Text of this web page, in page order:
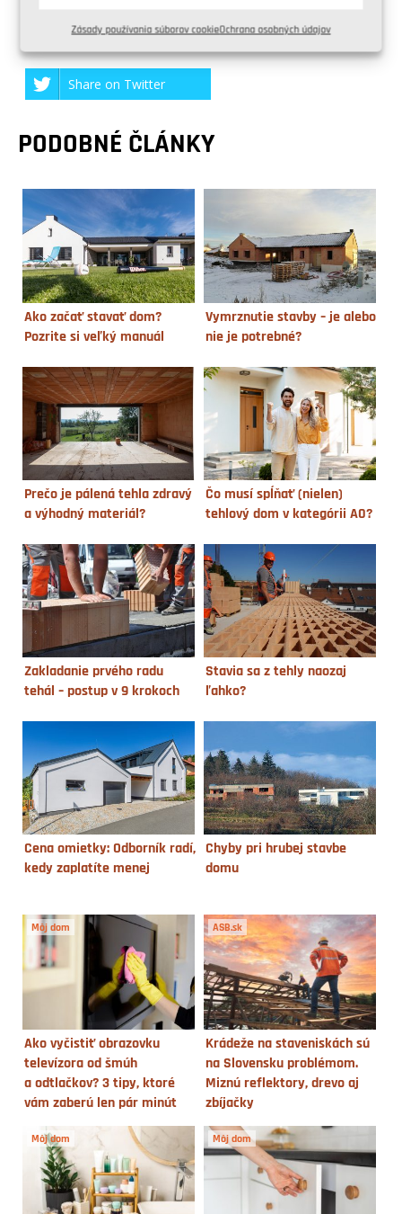
Zásady používania súborov cookieOchrana osobných údajov
Share on Facebook
Share on Twitter
PODOBNÉ ČLÁNKY
Ako začať stavať dom?
Pozrite si veľký manuál
Vymrznutie stavby – je alebo
nie je potrebné?
Prečo je pálená tehla zdravý
a výhodný materiál?
Čo musí spĺňať (nielen)
tehlový dom v kategórii A0?
Zakladanie prvého radu
tehál – postup v 9 krokoch
Stavia sa z tehly naozaj
ľahko?
Cena omietky: Odborník radí,
kedy zaplatíte menej
Chyby pri hrubej stavbe
domu
Môj dom
Ako vyčistiť obrazovku
televízora od šmúh
a odtlačkov? 3 tipy, ktoré
vám zaberú len pár minút
ASB.sk
Krádeže na staveniskách sú
na Slovensku problémom.
Miznú reflektory, drevo aj
zbíjačky
Môj dom Môj dom